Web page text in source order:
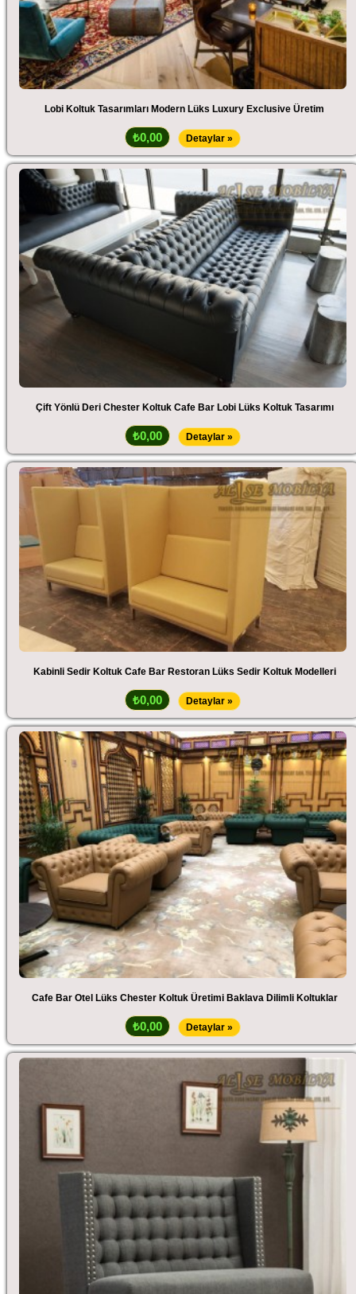
Lobi Koltuk Tasarımları Modern Lüks Luxury Exclusive Üretim
₺0,00 Detaylar »
Çift Yönlü Deri Chester Koltuk Cafe Bar Lobi Lüks Koltuk Tasarımı
₺0,00 Detaylar »
Kabinli Sedir Koltuk Cafe Bar Restoran Lüks Sedir Koltuk Modelleri
₺0,00 Detaylar »
Cafe Bar Otel Lüks Chester Koltuk Üretimi Baklava Dilimli Koltuklar
₺0,00 Detaylar »